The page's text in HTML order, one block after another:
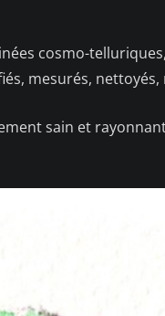
cosmo-
mesurés,
sain et